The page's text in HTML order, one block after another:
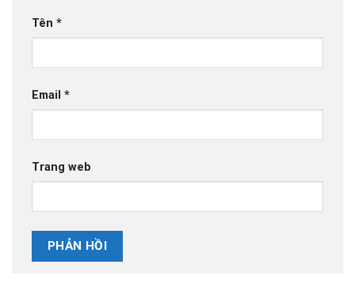
Tên *
Email *
Trang web